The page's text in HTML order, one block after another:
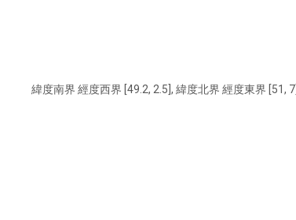
緯度南界 經度西界 [49.2, 2.5], 緯度北界 經度東界 [51, 7]